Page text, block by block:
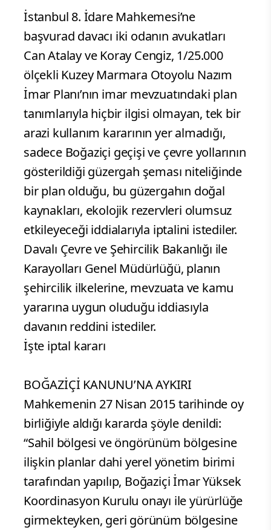
İstanbul 8. İdare Mahkemesi’ne
başvurad davacı iki odanın avukatları
Can Atalay ve Koray Cengiz, 1/25.000
ölçekli Kuzey Marmara Otoyolu Nazım
İmar Planı’nın imar mevzuatındaki plan
tanımlarıyla hiçbir ilgisi olmayan, tek bir
arazi kullanım kararının yer almadığı,
sadece Boğaziçi geçişi ve çevre yollarının
gösterildiği güzergah şeması niteliğinde
bir plan olduğu, bu güzergahın doğal
kaynakları, ekolojik rezervleri olumsuz
etkileyeceği iddialarıyla iptalini istediler.
Davalı Çevre ve Şehircilik Bakanlığı ile
Karayolları Genel Müdürlüğü, planın
şehircilik ilkelerine, mevzuata ve kamu
yararına uygun oluduğu iddiasıyla
davanın reddini istediler.
İşte iptal kararı
BOĞAZİÇİ KANUNU’NA AYKIRI
Mahkemenin 27 Nisan 2015 tarihinde oy
birliğiyle aldığı kararda şöyle denildi:
“Sahil bölgesi ve öngörünüm bölgesine
ilişkin planlar dahi yerel yönetim birimi
tarafından yapılıp, Boğaziçi İmar Yüksek
Koordinasyon Kurulu onayı ile yürürlüğe
girmekteyken, geri görünüm bölgesine